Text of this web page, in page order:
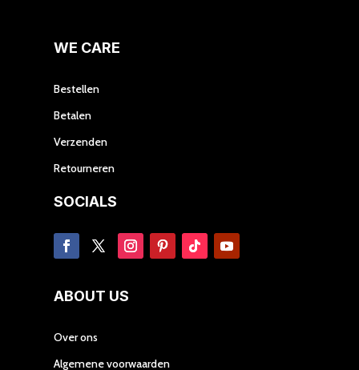
WE CARE
Bestellen
Betalen
Verzenden
Retourneren
SOCIALS
ABOUT US
Over ons
Algemene voorwaarden